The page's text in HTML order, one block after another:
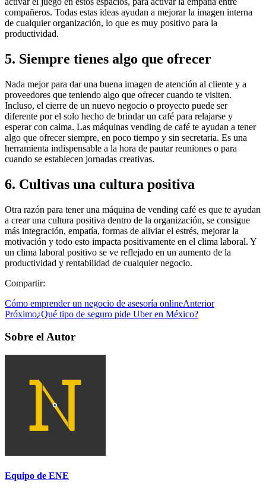
compañeros. Todas estas ideas ayudan a mejorar la imagen interna
de cualquier organización, lo que es muy positivo para la
productividad.
5. Siempre tienes algo que ofrecer
Nada mejor para dar una buena imagen de atención al cliente y a
proveedores que teniendo algo que ofrecer cuando te visiten.
Incluso, el cierre de un nuevo negocio o proyecto puede ser
diferente por el solo hecho de brindar un café para relajarse y
esperar con calma. Las máquinas vending de café te ayudan a tener
algo que ofrecer siempre, en poco tiempo y sin secretaria. Es una
herramienta indispensable a la hora de pautar reuniones o para
cuando se establecen jornadas creativas.
6. Cultivas una cultura positiva
Otra razón para tener una máquina de vending café es que te ayudan
a crear una cultura positiva dentro de la organización, se consigue
más integración, empatía, formas de aliviar el estrés, mejorar la
motivación y todo esto impacta positivamente en el clima laboral. Y
un clima laboral positivo se ve reflejado en un aumento de la
productividad y rentabilidad de cualquier negocio.
Compartir:
Cómo emprender un negocio de asesoría onlineAnterior
Próximo¿Qué tipo de seguro pide Uber en México?
Sobre el Autor
Equipo de ENE